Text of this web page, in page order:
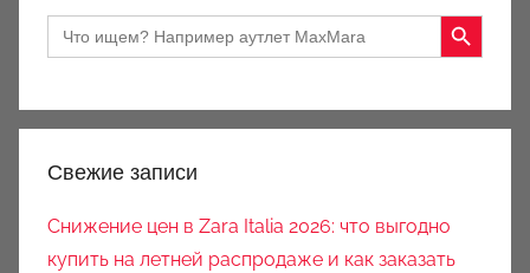
Search
for:
Search Button
Свежие записи
Снижение цен в Zara Italia 2026: что выгодно
купить на летней распродаже и как заказать